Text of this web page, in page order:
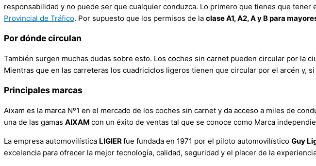
responsabilidad y no puede ser que cualquier conduzca. Lo primero que tienes que tener
Provincial de Tráfico. Por supuesto que los permisos de la clase A1, A2, A y B para
Por dónde circulan
También surgen muchas dudas sobre esto. Los coches sin carnet pueden circular por la
Mientras que en las carreteras los cuadriciclos ligeros tienen que circular por el arcén y,
Principales marcas
Aixam es la marca Nº1 en el mercado de los coches sin carnet y da acceso a miles de
una de las gamas AIXAM con un éxito de ventas tal que se conoce como Marca
La empresa automovilística LIGIERfue fundada en 1971 por el piloto automovilístico Guy
excelencia para ofrecer la mejor tecnología, calidad, seguridad y el placer de la